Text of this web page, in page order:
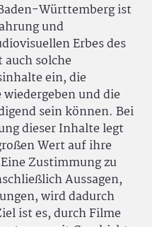
Württemberg ist
und
Erbes des
auch solche
ein, die
und die
sein können. Bei
dieser Inhalte legt
Wert auf ihre
Zustimmung zu
Aussagen,
wird dadurch
ist es, durch Filme